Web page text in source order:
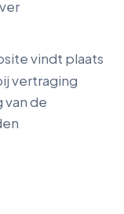
vindt plaats
vertraging
de